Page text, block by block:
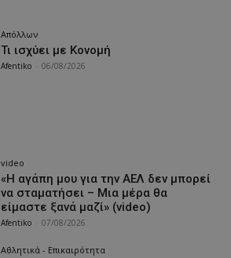
Απόλλων
Τι ισχύει με Κονομή
Afentiko 06/08/2026
video
«Η αγάπη μου για την ΑΕΛ δεν μπορεί
να σταματήσει – Μια μέρα θα
είμαστε ξανά μαζί» (video)
Afentiko 07/08/2026
Αθλητικά - Επικαιρότητα